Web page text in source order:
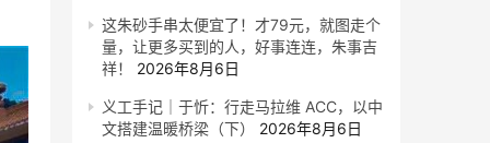
这朱砂手串太便宜了！才79元，就图走个
量，让更多买到的人，好事连连，朱事吉
祥！
2026年8月6日
义工手记｜于忻：行走马拉维 ACC，以中
文搭建温暖桥梁（下）
2026年8月6日